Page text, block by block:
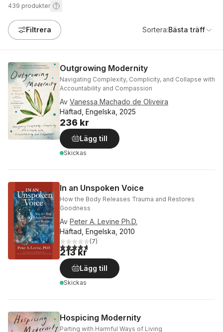
439 produkter
Filtrera Sortera:Bästa träff
Outgrowing Modernity
Navigating Complexity, Complicity, and Collapse with
Accountability and Compassion
Av Vanessa Machado de Oliveira
Häftad, Engelska, 2025
236 kr
Lägg till
Skickas
In an Unspoken Voice
How the Body Releases Trauma and Restores
Goodness
Av Peter A. Levine Ph.D.
Häftad, Engelska, 2010
4,7utav 5 stjärnor. Totalt antal röster:
(7)
213 kr
Lägg till
Skickas
Hospicing Modernity
Parting with Harmful Ways of Living